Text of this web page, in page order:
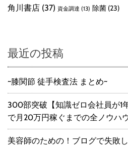
角川書店 (37) 資金調達 (13) 除菌 (23)
最近の投稿
~膝関節 徒手検査法 まとめ~
300部突破【知識ゼロ会社員が1
で月20万円稼ぐまでの全ノウハ
美容師のための！ブログで失敗